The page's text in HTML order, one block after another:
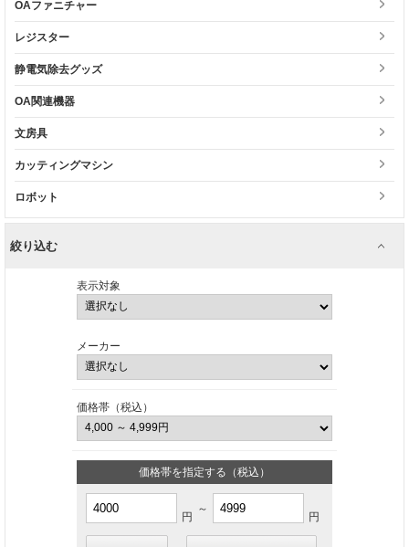
OAファニチャー
レジスター
静電気除去グッズ
OA関連機器
文房具
カッティングマシン
ロボット
絞り込む
表示対象
メーカー
価格帯（税込）
価格帯を指定する（税込）
円
～
円